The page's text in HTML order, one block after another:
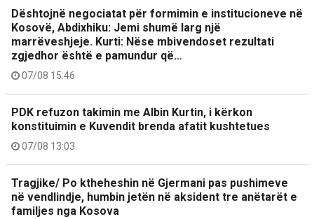
Dështojnë negociatat për formimin e institucioneve në
Kosovë, Abdixhiku: Jemi shumë larg një
marrëveshjeje. Kurti: Nëse mbivendoset rezultati
zgjedhor është e pamundur që…
07/08 15:46
PDK refuzon takimin me Albin Kurtin, i kërkon
konstituimin e Kuvendit brenda afatit kushtetues
07/08 13:03
Tragjike/ Po ktheheshin në Gjermani pas pushimeve
në vendlindje, humbin jetën në aksident tre anëtarët e
familjes nga Kosova